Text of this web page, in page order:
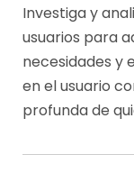
Investiga y
usuarios para
necesidades y
en el usuario
profunda de